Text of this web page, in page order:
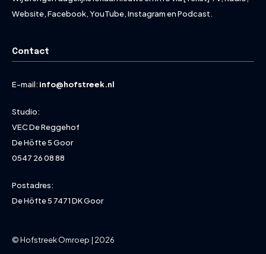
Website, Facebook, YouTube, Instagram en Podcast.
Contact
E-mail: info@hofstreek.nl
Studio:
VEC De Reggehof
De Höfte 5 Goor
0547 26 08 88
Postadres:
De Höfte 5 7471 DK Goor
© Hofstreek Omroep | 2026